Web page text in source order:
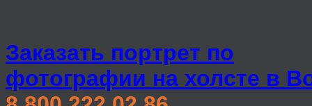
Заказать портрет по
фотографии на холсте в